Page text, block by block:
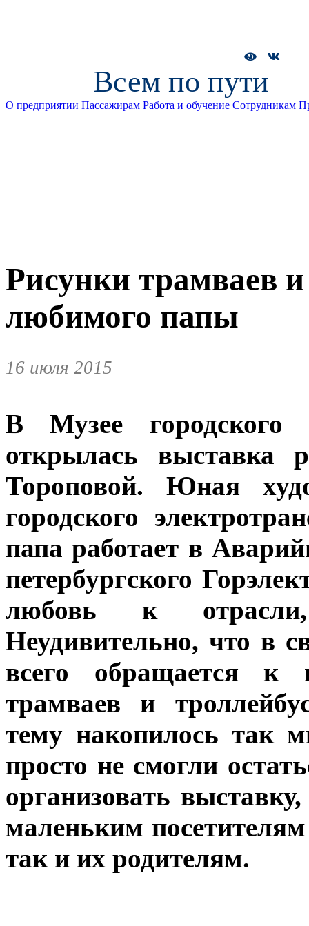
Всем по пути
О предприятии Пассажирам Работа и обучение Сотрудникам
Рисунки трамваев
любимого папы
16 июля 2015
В Музее городского
открылась выставка
Тороповой. Юная
городского
папа работает в
петербургского
любовь к
Неудивительно, что в
всего обращается к
трамваев и
тему накопилось так
просто не смогли
организовать
маленьким
так и их родителям.